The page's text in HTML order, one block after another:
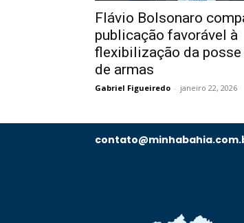
Flávio Bolsonaro
publicação favorável à
flexibilização da posse
de armas
Gabriel Figueiredo - janeiro 22, 2026